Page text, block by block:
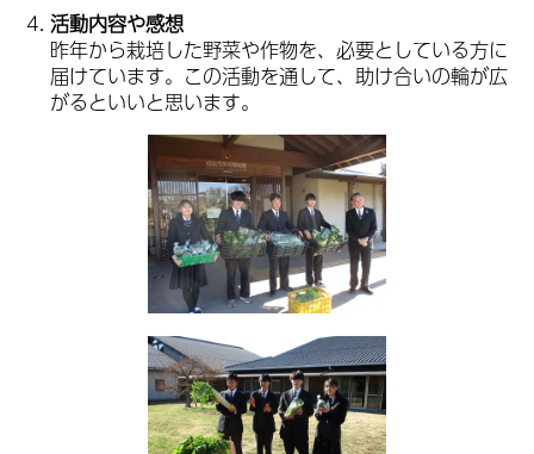
活動内容や感想
昨年から栽培した野菜や作物を、必要としている方に
届けています。この活動を通して、助け合いの輪が広
がるといいと思います。